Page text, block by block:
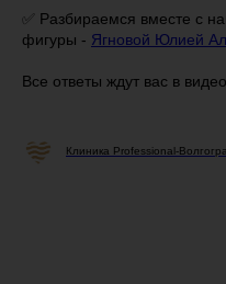
✅ Разбираемся вместе с
фигуры - Ягновой Юлией
Все ответы ждут вас в
Клиника Professional-